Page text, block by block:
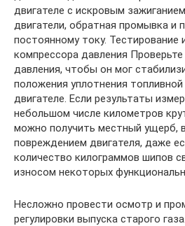
двигателе с искровым
двигатели, обратная промывка и
постоянному току. Тестирование
компрессора давления
давления, чтобы он мог
положения уплотнения
двигателе. Если результаты
небольшом числе километров
можно получить местный ущерб,
повреждением двигателя, даже
количество килограммов шипов
износом некоторых
Несложно провести осмотр и
регулировки выпуска старого